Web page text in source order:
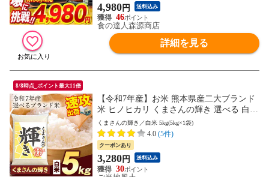
4,980円 送料込み
46
食の達人森源商店
詳細を見る
8/8時点_ポイント最大11倍
【令和7年産】お米 熊本県産二大ブランド
米 ヒノヒカリ くまさんの輝き 選べる 白米
5kg 10kg 20kg 単一原料米 ひのひかり コメ
精米 備蓄米 ではありません《7-14営業日
以内に発送予定(土日祝日除く)》---d2_kum
akgykr7_wx_25_4480_5kg---
くまさんの輝き／白米 5kg(5kg×1袋)
4.0 (5件)
クーポンあり
3,280円 送料込み
30